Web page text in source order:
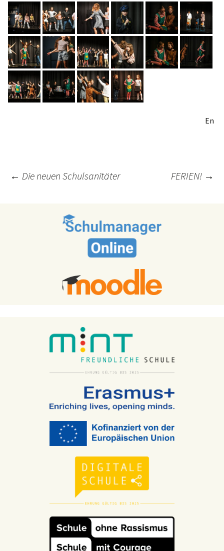
En
Post
← Die neuen Schulsanitäter FERIEN! →